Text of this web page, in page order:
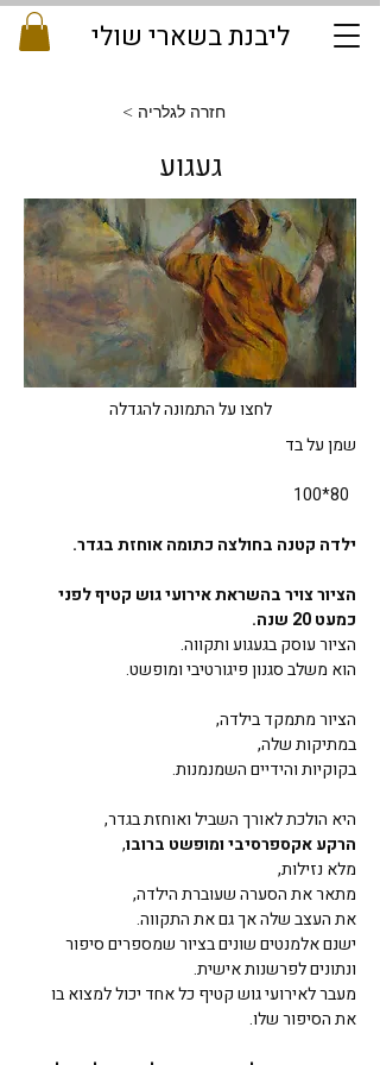
ליבנת בשארי שולי
< חזרה לגלריה
געגוע
לחצו על התמונה להגדלה
שמן על בד
ילדה קטנה בחולצה כתומה אוחזת בגדר.
הציור צויר בהשראת אירועי גוש קטיף לפני
כמעט 20 שנה.
הציור עוסק בגעגוע ותקווה.
הוא משלב סגנון פיגורטיבי ומופשט.
הציור מתמקד בילדה,
במתיקות שלה,
בקוקיות והידיים השמנמנות.
היא הולכת לאורך השביל ואוחזת בגדר,
הרקע אקספרסיבי ומופשט ברובו,
מלא נזילות,
מתאר את הסערה שעוברת הילדה,
את העצב שלה אך גם את התקווה.
ישנם אלמנטים שונים בציור שמספרים סיפור
ונתונים לפרשנות אישית.
מעבר לאירועי גוש קטיף כל אחד יכול למצוא בו
את הסיפור שלו.